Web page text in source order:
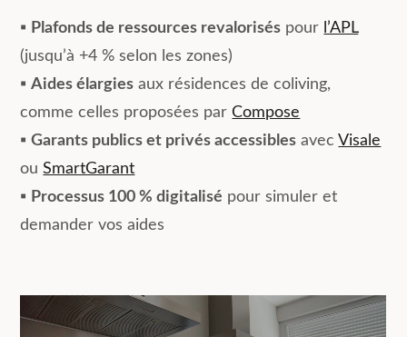
▪️ Plafonds de ressources revalorisés pour l’APL
(jusqu’à +4 % selon les zones)
▪️Aides élargies aux résidences de coliving,
comme celles proposées parCompose
▪️Garants publics et privés accessibles avec Visale
ouSmartGarant
▪️ Processus 100 % digitalisé pour simuler et
demander vos aides